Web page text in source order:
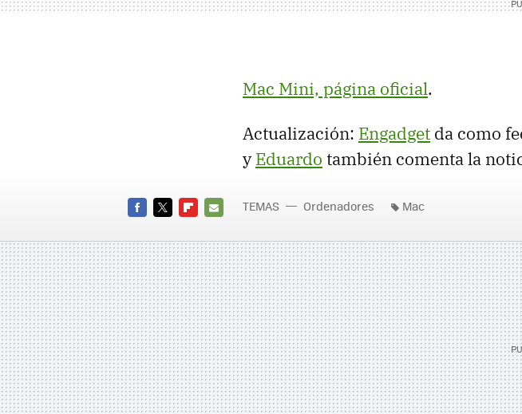
Mac Mini, página oficial.
Actualización: Engadget da como
yEduardo también comenta la
MAIL
TEMAS Ordenadores Mac